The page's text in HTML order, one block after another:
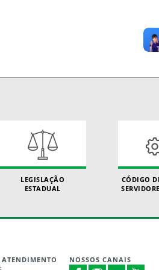
LEGISLAÇÃO
ESTADUAL
CÓDIGO
NOSSOS CANAIS